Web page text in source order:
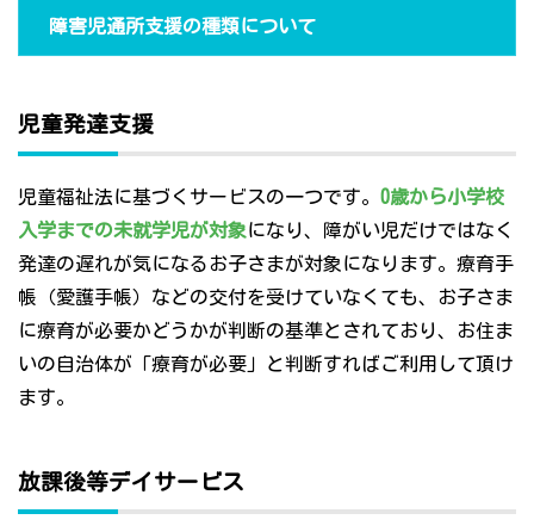
障害児通所支援の種類について
児童発達支援
児童福祉法に基づくサービスの一つです。 0歳から小学校
入学までの未就学児が対象になり、障がい児だけではなく
発達の遅れが気になるお子さまが対象になります。療育手
帳（愛護手帳）などの交付を受けていなくても、お子さま
に療育が必要かどうかが判断の基準とされており、お住ま
いの自治体が「療育が必要」と判断すればご利用して頂け
ます。
放課後等デイサービス